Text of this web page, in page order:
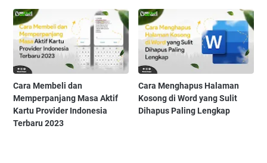
Cara Membeli dan
Memperpanjang Masa Aktif
Kartu Provider Indonesia
Terbaru 2023
Cara Menghapus Halaman
Kosong di Word yang Sulit
Dihapus Paling Lengkap